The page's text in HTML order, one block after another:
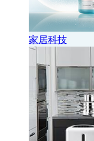
家居科技